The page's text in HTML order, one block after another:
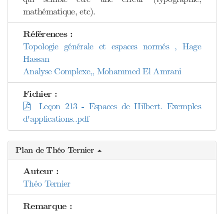
mathématique, etc).
Références :
Topologie générale et espaces normés , Hage
Hassan
Analyse Complexe,, Mohammed El Amrani
Fichier :
Leçon 213 - Espaces de Hilbert. Exemples
d'applications..pdf
Plan de Théo Ternier
Auteur :
Théo Ternier
Remarque :